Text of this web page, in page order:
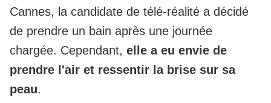
Cannes, la candidate de télé-réalité a décidé
de prendre un bain après une journée
chargée. Cependant, elle a eu envie de
prendre l'air et ressentir la brise sur sa
peau.